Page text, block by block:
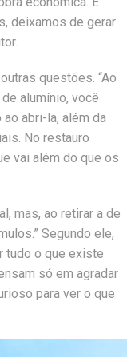
deixamos de gerar
questões. “Ao
alumínio, você
abri-la, além da
No restauro
vai além do que os
mas, ao retirar a de
Segundo ele,
tudo o que existe
só em agradar
para ver o que